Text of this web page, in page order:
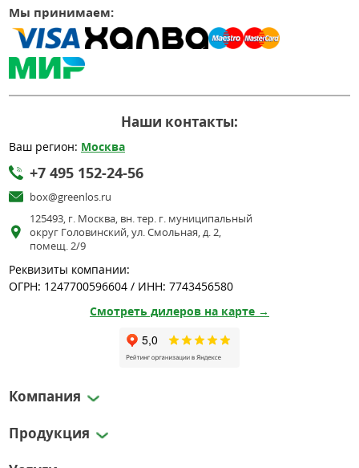
Мы принимаем:
Наши контакты:
Ваш регион: Москва
+7 495 152-24-56
box@greenlos.ru
125493, г. Москва, вн. тер. г. муниципальный
округ Головинский, ул. Смольная, д. 2,
помещ. 2/9
Реквизиты компании:
ОГРН: 1247700596604 / ИНН: 7743456580
Смотреть дилеров на карте →
Компания
Продукция